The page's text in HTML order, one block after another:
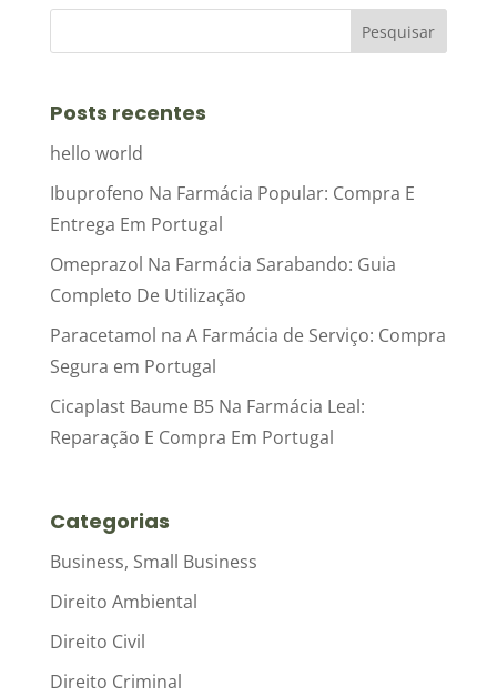
Posts recentes
hello world
Ibuprofeno Na Farmácia Popular: Compra E
Entrega Em Portugal
Omeprazol Na Farmácia Sarabando: Guia
Completo De Utilização
Paracetamol na A Farmácia de Serviço: Compra
Segura em Portugal
Cicaplast Baume B5 Na Farmácia Leal:
Reparação E Compra Em Portugal
Categorias
Business, Small Business
Direito Ambiental
Direito Civil
Direito Criminal